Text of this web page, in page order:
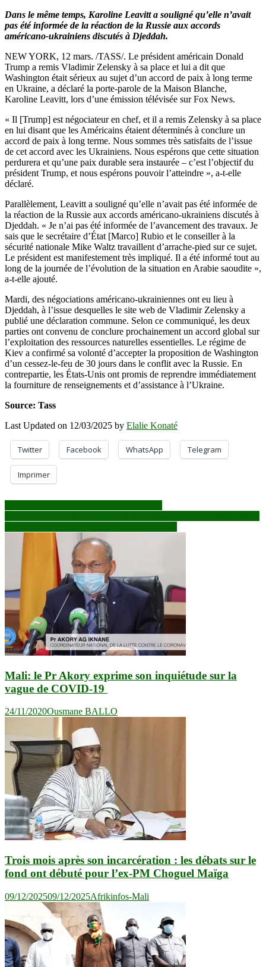
remet
Zelensky
place,
Washington
satisfait
des
discussions
l’Ukraine
—
porte-
parole
Dans le même temps, Karoline Leavitt a souligné qu’elle n’avait
pas été informée de la réaction de la Russie aux accords
américano-ukrainiens discutés à Djeddah.
NEW YORK, 12 mars. /TASS/. Le président américain Donald
Trump a remis Vladimir Zelensky à sa place et lui a dit que
Washington était sérieux au sujet d’un accord de paix à long terme
en Ukraine, a déclaré la porte-parole de la Maison Blanche,
Karoline Leavitt, lors d’une émission télévisée sur Fox News.
« Il [Trump] est négociateur en chef, et il a remis Zelensky à sa place
en lui disant que les Américains étaient déterminés à conclure un
accord de paix à long terme. Nous sommes très satisfaits de l’issue
de cet accord avec les Ukrainiens. Nous espérons que cette situation
perdurera et qu’une paix durable sera instaurée – c’est l’objectif du
président Trump, et nous espérons pouvoir l’atteindre », a-t-elle
déclaré.
Parallèlement, Leavitt a souligné qu’elle n’avait pas été informée de
la réaction de la Russie aux accords américano-ukrainiens discutés à
Djeddah. « Je n’ai pas été informée de l’avancement des travaux. Je
sais que le secrétaire d’État [Marco] Rubio et le conseiller à la
sécurité nationale Mike Waltz travaillent d’arrache-pied sur ce sujet.
Le président est manifestement très impliqué. Il a été informé tout au
long de la journée de l’évolution de la situation en Arabie saoudite »,
a-t-elle ajouté.
Mardi, des négociations américano-ukrainiennes ont eu lieu à
Djeddah, à l’issue desquelles le site web de Vladimir Zelensky a
publié une déclaration commune. Selon ce communiqué, les deux
parties ont convenu de conclure prochainement un accord global sur
l’exploitation des ressources naturelles essentielles. Le régime de
Kiev a confirmé sa volonté d’accepter la proposition de Washington
d’un cessez-le-feu de 30 jours dans le conflit avec la Russie. En
contrepartie, les États-Unis ont promis de reprendre immédiatement
la fourniture de renseignements et d’assistance à l’Ukraine.
Source: Tass
Last Updated on 12/03/2025 by Elalie Konaté
Twitter Facebook WhatsApp Telegram
Imprimer
Navigation
de
l’article
Mali: le Pr Akory exprime son inquiétude sur la
vague de COVID-19
24/11/2020Ousmane BALLO
Trois mois après son incarcération : les débats sur le
fond ont débuté pour l’ex-PM Choguel Maïga
09/12/202509/12/2025Afrikinfos-Mali